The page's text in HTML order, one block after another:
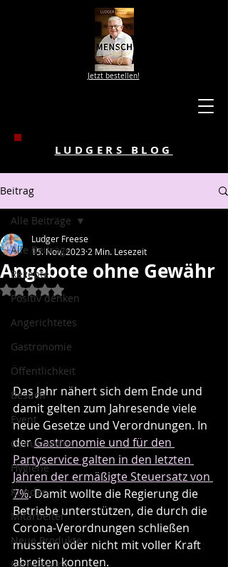
LUDGERS BLOG
Jetzt bestellen!
Beitrag
Alle Beiträge
Rezepte
Positiv denken
Angerichtetes
Gastronomie
Öffentlichkeit
Besuch
Event
Genussvolles
Hygiene
Kunden
Mitarbeiter
Neue Produkte
Alle Beiträge
Angebote ohne Gewähr
Ludger Freese
15. Nov. 2023 2 Min. Lesezeit
Mit NaN von 5 Sternen bewertet.
Das Jahr nähert sich dem Ende und
damit gelten zum Jahresende viele
neue Gesetze und Verordnungen. In
der Gastronomie und für den
Partyservice galten in den letzten
Jahren der ermäßigte Steuersatz von
7%. Damit wollte die Regierung die
Betriebe unterstützen, die durch die
Corona-Verordnungen schließen
mussten oder nicht mit voller Kraft
abreiten konnten.